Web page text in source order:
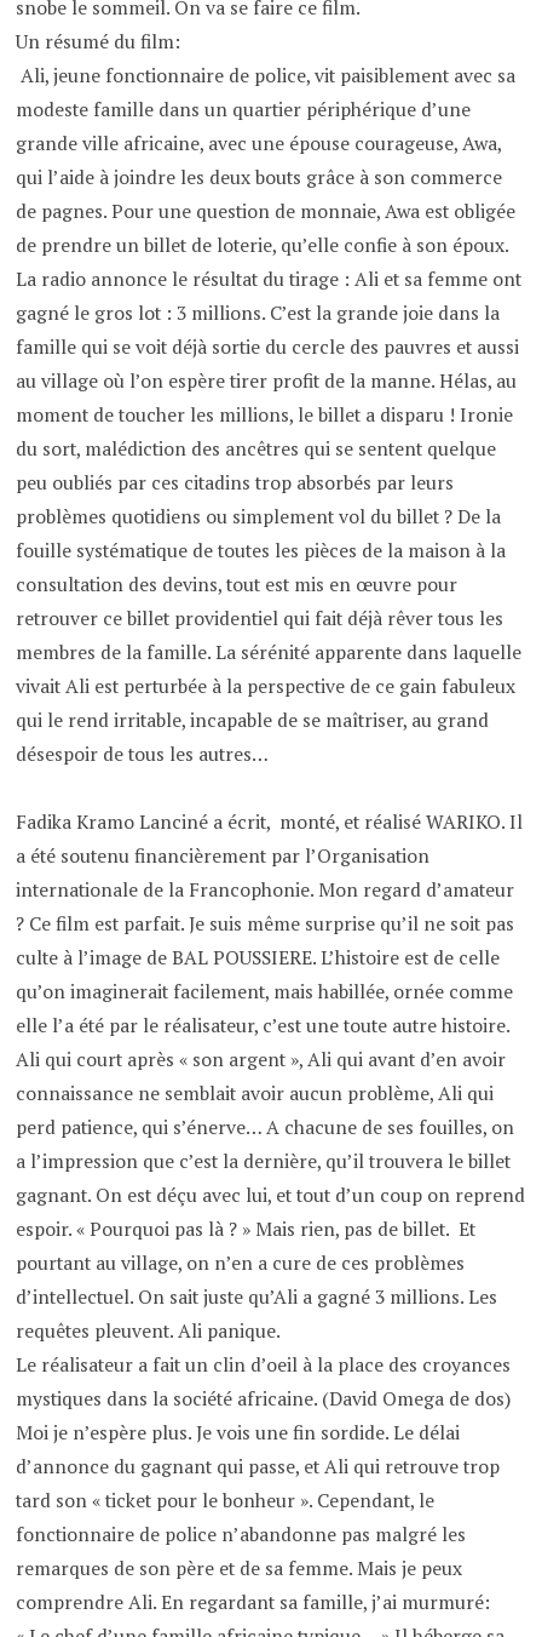
snobe le sommeil. On va se faire ce film.
Un résumé du film:
Ali, jeune fonctionnaire de police, vit paisiblement avec sa
modeste famille dans un quartier périphérique d’une
grande ville africaine, avec une épouse courageuse, Awa,
qui l’aide à joindre les deux bouts grâce à son commerce
de pagnes. Pour une question de monnaie, Awa est obligée
de prendre un billet de loterie, qu’elle confie à son époux.
La radio annonce le résultat du tirage : Ali et sa femme ont
gagné le gros lot : 3 millions. C’est la grande joie dans la
famille qui se voit déjà sortie du cercle des pauvres et aussi
au village où l’on espère tirer profit de la manne. Hélas, au
moment de toucher les millions, le billet a disparu ! Ironie
du sort, malédiction des ancêtres qui se sentent quelque
peu oubliés par ces citadins trop absorbés par leurs
problèmes quotidiens ou simplement vol du billet ? De la
fouille systématique de toutes les pièces de la maison à la
consultation des devins, tout est mis en œuvre pour
retrouver ce billet providentiel qui fait déjà rêver tous les
membres de la famille. La sérénité apparente dans laquelle
vivait Ali est perturbée à la perspective de ce gain fabuleux
qui le rend irritable, incapable de se maîtriser, au grand
désespoir de tous les autres…
Fadika Kramo Lanciné a écrit, monté, et réalisé WARIKO. Il
a été soutenu financièrement par l’Organisation
internationale de la Francophonie. Mon regard d’amateur
? Ce film est parfait. Je suis même surprise qu’il ne soit pas
culte à l’image de BAL POUSSIERE. L’histoire est de celle
qu’on imaginerait facilement, mais habillée, ornée comme
elle l’a été par le réalisateur, c’est une toute autre histoire.
Ali qui court après « son argent », Ali qui avant d’en avoir
connaissance ne semblait avoir aucun problème, Ali qui
perd patience, qui s’énerve… A chacune de ses fouilles, on
a l’impression que c’est la dernière, qu’il trouvera le billet
gagnant. On est déçu avec lui, et tout d’un coup on reprend
espoir. « Pourquoi pas là ? » Mais rien, pas de billet. Et
pourtant au village, on n’en a cure de ces problèmes
d’intellectuel. On sait juste qu’Ali a gagné 3 millions. Les
requêtes pleuvent. Ali panique.
Le réalisateur a fait un clin d’oeil à la place des croyances
mystiques dans la société africaine. (David Omega de dos)
Moi je n’espère plus. Je vois une fin sordide. Le délai
d’annonce du gagnant qui passe, et Ali qui retrouve trop
tard son « ticket pour le bonheur ». Cependant, le
fonctionnaire de police n’abandonne pas malgré les
remarques de son père et de sa femme. Mais je peux
comprendre Ali. En regardant sa famille, j’ai murmuré: